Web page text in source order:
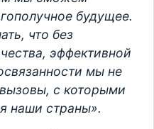
будущее.
что без
эффективной
мы не
с которыми
наши страны».